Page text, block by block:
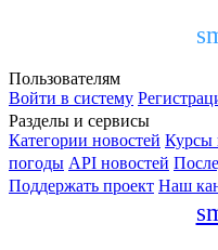
Пользователям
Войти в систему
Разделы и сервисы
Категории новостей Курсы
погоды API новостей
Поддержать проект Наш